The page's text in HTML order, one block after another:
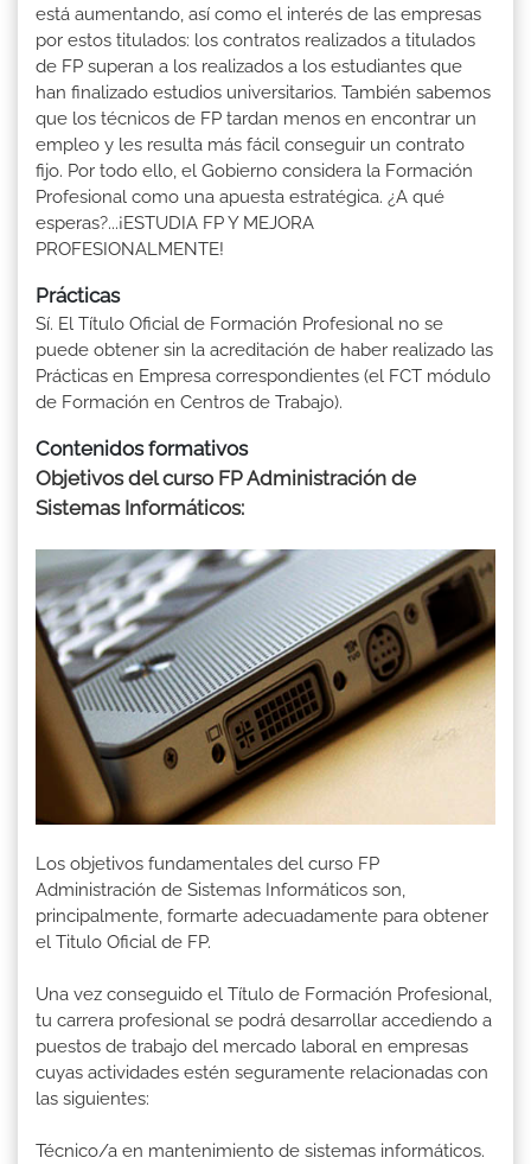
está aumentando, así como el interés de las empresas
por estos titulados: los contratos realizados a titulados
de FP superan a los realizados a los estudiantes que
han finalizado estudios universitarios. También sabemos
que los técnicos de FP tardan menos en encontrar un
empleo y les resulta más fácil conseguir un contrato
fijo. Por todo ello, el Gobierno considera la Formación
Profesional como una apuesta estratégica. ¿A qué
esperas?...¡ESTUDIA FP Y MEJORA
PROFESIONALMENTE!
Prácticas
Sí. El Título Oficial de Formación Profesional no se
puede obtener sin la acreditación de haber realizado las
Prácticas en Empresa correspondientes (el FCT módulo
de Formación en Centros de Trabajo).
Contenidos formativos
Objetivos del curso FP Administración de
Sistemas Informáticos:
Los objetivos fundamentales del curso FP
Administración de Sistemas Informáticos son,
principalmente, formarte adecuadamente para obtener
el Titulo Oficial de FP.
Una vez conseguido el Título de Formación Profesional,
tu carrera profesional se podrá desarrollar accediendo a
puestos de trabajo del mercado laboral en empresas
cuyas actividades estén seguramente relacionadas con
las siguientes:
Técnico/a en mantenimiento de sistemas informáticos.